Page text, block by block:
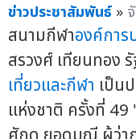
ข่าวประชาสัมพันธ์ »
สนามกีฬาองค์การ
สรวงศ์ เทียนทอง
เที่ยวและกีฬา เป็น
แห่งชาติ ครั้งที่ 49